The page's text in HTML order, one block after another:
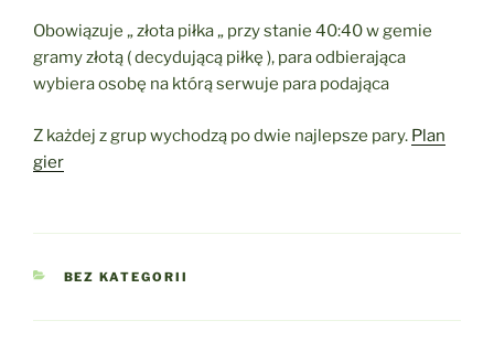
Obowiązuje „ złota piłka „ przy stanie 40:40 w gemie
gramy złotą ( decydującą piłkę ), para odbierająca
wybiera osobę na którą serwuje para podająca
Z każdej z grup wychodzą po dwie najlepsze pary. Plan
gier
KATEGORIE
BEZ KATEGORII